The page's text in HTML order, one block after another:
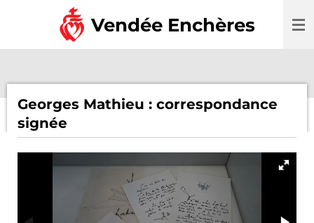
Vendée Enchères
Georges Mathieu : correspondance
signée